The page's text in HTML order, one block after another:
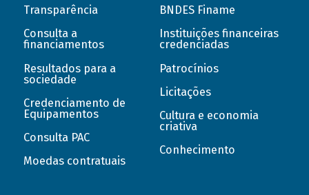
Transparência
Consulta a
financiamentos
Resultados para a
sociedade
Credenciamento de
Equipamentos
Consulta PAC
Moedas contratuais
BNDES Finame
Instituições financeiras
credenciadas
Patrocínios
Licitações
Cultura e economia
criativa
Conhecimento